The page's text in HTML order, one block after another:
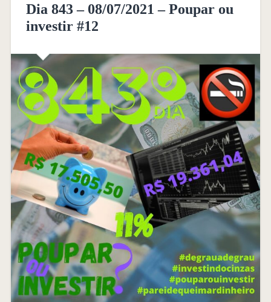
Dia 843 – 08/07/2021 – Poupar ou
investir #12